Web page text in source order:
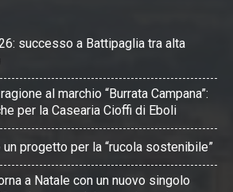
successo a Battipaglia tra alta
al marchio “Burrata Campana”:
per la Casearia Cioffi di Eboli
un progetto per la “rucola sostenibile”
a Natale con un nuovo singolo